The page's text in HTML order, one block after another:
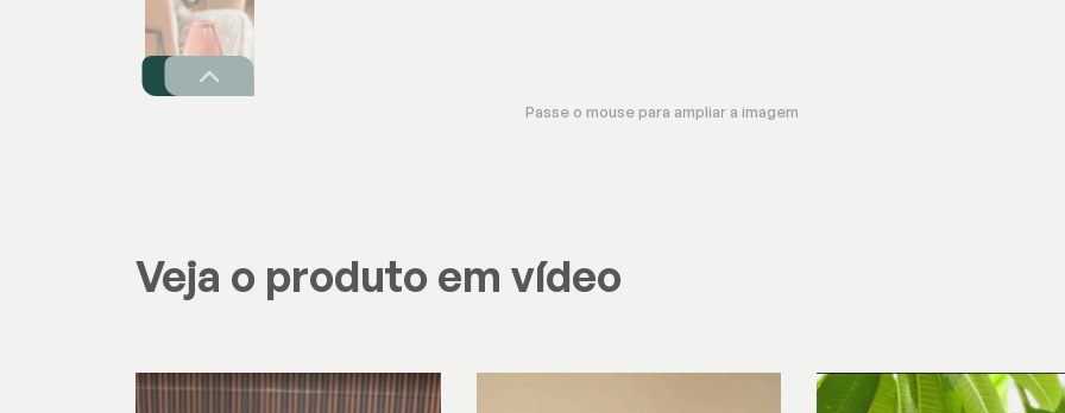
Passe o mouse para ampliar a imagem
Veja o produto em vídeo